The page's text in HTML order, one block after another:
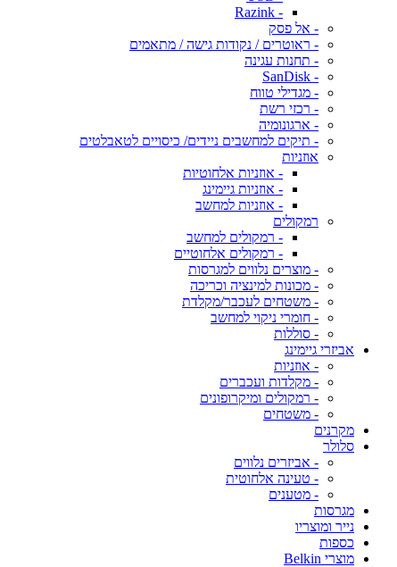
- Razink
- אל פסק
- ראוטרים / נקודות גישה / מתאמים
- תחנות עגינה
- SanDisk
- מגדילי טווח
- רכזי רשת
- ארגונומיה
- תיקים למחשבים ניידים/ כיסויים לטאבלטים
אוזניות
- אוזניות אלחוטיות
- אוזניות גיימינג
- אוזניות למחשב
רמקולים
- רמקולים למחשב
- רמקולים אלחוטיים
- מוצרים נלווים למגרסות
- מכונות למינציה וכריכה
- משטחים לעכבר/מקלדת
- חומרי ניקוי למחשב
- סוללות
אביזרי גיימינג
- אוזניות
- מקלדות ועכברים
- רמקולים ומיקרופונים
- משטחים
מקרנים
סלולר
- אביזרים נלווים
- טעינה אלחוטית
- מטענים
מגרסות
נייר ומוצריו
כספות
מוצרי Belkin